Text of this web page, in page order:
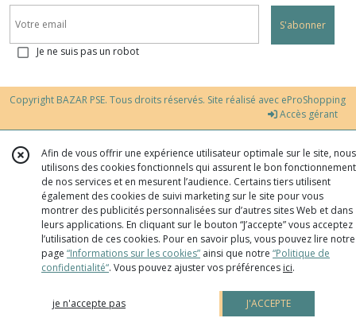
S'abonner
Je ne suis pas un robot
Copyright BAZAR PSE. Tous droits réservés. Site réalisé avec eProShopping
Accès gérant
Afin de vous offrir une expérience utilisateur optimale sur le site, nous
utilisons des cookies fonctionnels qui assurent le bon fonctionnement
de nos services et en mesurent l’audience. Certains tiers utilisent
également des cookies de suivi marketing sur le site pour vous
montrer des publicités personnalisées sur d’autres sites Web et dans
leurs applications. En cliquant sur le bouton “J’accepte” vous acceptez
l’utilisation de ces cookies. Pour en savoir plus, vous pouvez lire notre
page “Informations sur les cookies” ainsi que notre “Politique de
confidentialité“. Vous pouvez ajuster vos préférences ici.
je n'accepte pas J'ACCEPTE